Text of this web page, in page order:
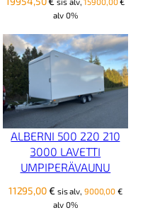
alv 0%
ALBERNI 500 220 210
3000 LAVETTI
UMPIPERÄVAUNU
11295,00€ sis alv, 9000,00€
alv 0%